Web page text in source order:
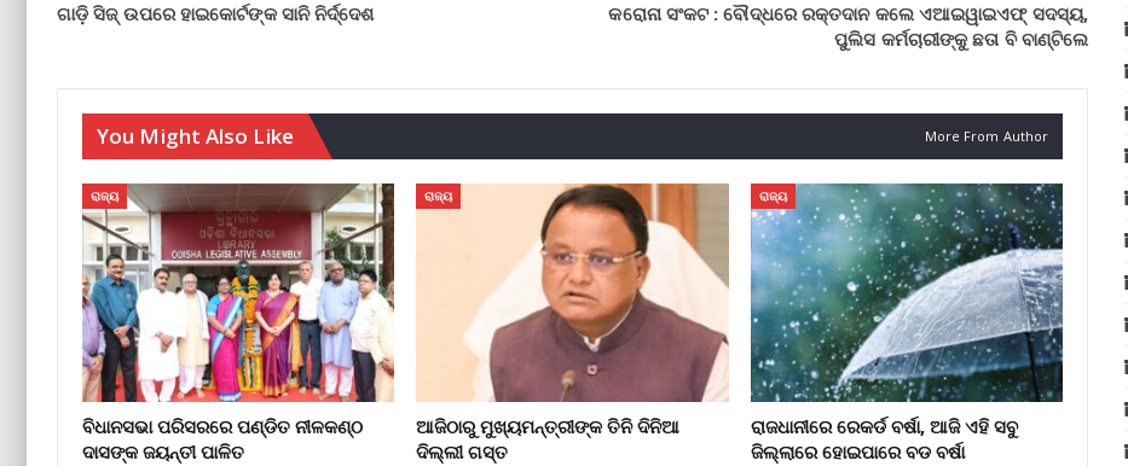
ଗାଡ଼ି ସିଜ୍ ଉପରେ ହାଇକୋର୍ଟଙ୍କ ସାନି ନିର୍ଦ୍ଦେଶ
କରୋନା ସଂକଟ : ବୌଦ୍ଧରେ ରକ୍ତଦାନ କଲେ ଏଆଇୱାଇଏଫ୍ ସଦସ୍ୟ,
ପୁଲିସ କର୍ମଚାରୀଙ୍କୁ ଛତା ବି ବାଣ୍ଟିଲେ
You Might Also Like More From Author
ରାଜ୍ୟ
ବିଧାନସଭା ପରିସରରେ ପଣ୍ଡିତ ନୀଳକଣ୍ଠ
ଦାସଙ୍କ ଜୟନ୍ତୀ ପାଳିତ
ରାଜ୍ୟ
ଆଜିଠାରୁ ମୁଖ୍ୟମନ୍ତ୍ରୀଙ୍କ ତିନି ଦିନିଆ
ଦିଲ୍ଲୀ ଗସ୍ତ
ରାଜ୍ୟ
ରାଜଧାନୀରେ ରେକର୍ଡ ବର୍ଷା, ଆଜି ଏହି ସବୁ
ଜିଲ୍ଲାରେ ହୋଇପାରେ ବଡ ବର୍ଷା